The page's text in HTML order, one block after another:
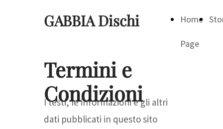
Home
Page
GABBIA Dischi
Termini e
Condizioni
I testi, le informazioni e gli altri
dati pubblicati in questo sito